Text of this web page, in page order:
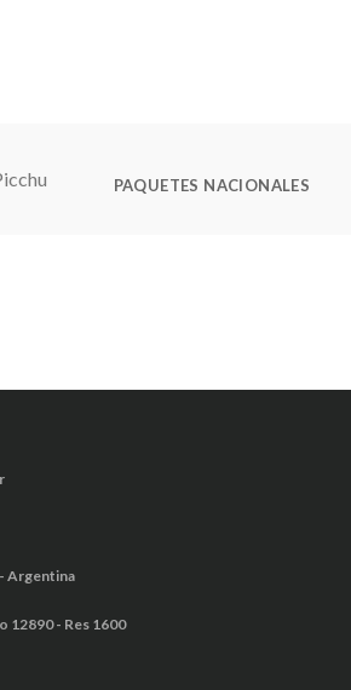
PAQUETES NACIONALES
Argentina
12890 - Res 1600